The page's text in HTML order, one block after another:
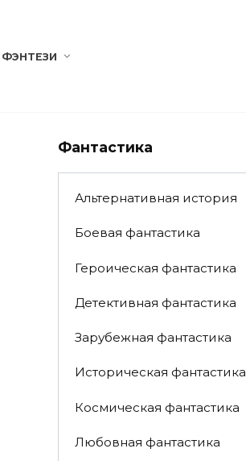
ФЭНТЕЗИ
Фантастика
Альтернативная история
Боевая фантастика
Героическая фантастика
Детективная фантастика
Зарубежная фантастика
Историческая фантастика
Космическая фантастика
Любовная фантастика